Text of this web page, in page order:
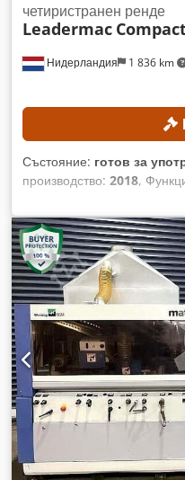
Нидерландия 1 836 km
четиристранен ренде
Leadermac
Състояние: готов за
производство: 2018,
, ширина
скорост на въртене:6 000
40 мм, височина на
140 мм, ТЕХНИЧЕСКИ
рендето: 15 мм
Минимална височина на
височина на рендето:
Диаметър на шпиндела:
Скорост на въртене на
входната маса: 1 570 мм
на задвижващия мотор:
Система за подаване:
подаване: 6 м/мин.
м/мин. Регулиране на
Диаметър на